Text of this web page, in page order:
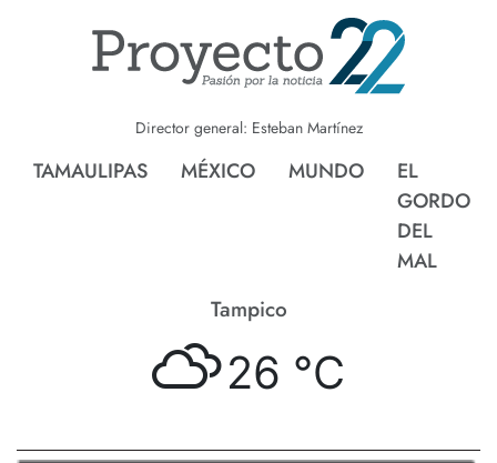
Director general: Esteban Martínez
TAMAULIPAS MÉXICO MUNDO
EL
GORDO
DEL
MAL
Tampico
26 °C